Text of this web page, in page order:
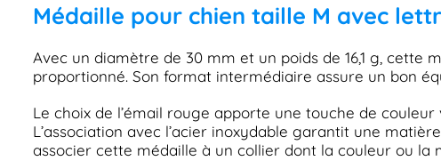
Médaille pour chien taille M avec
Avec un diamètre de 30 mm et un poids de 16,1 g,
proportionné. Son format intermédiaire assure un bon
Le choix de l’émail rouge apporte une touche de
L’association avec l’acier inoxydable garantit une
associer cette médaille à un collier dont la couleur ou